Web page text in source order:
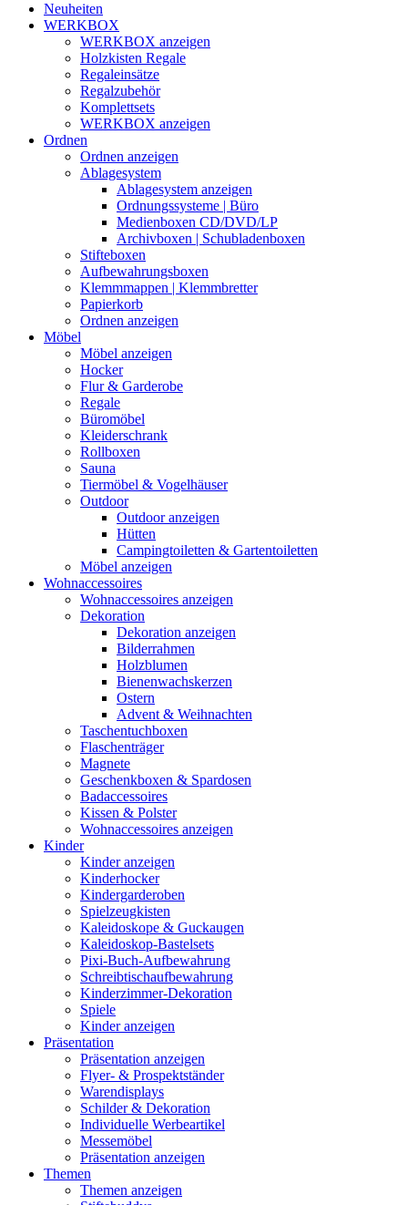
Neuheiten
WERKBOX
WERKBOX anzeigen
Holzkisten Regale
Regaleinsätze
Regalzubehör
Komplettsets
WERKBOX anzeigen
Ordnen
Ordnen anzeigen
Ablagesystem
Ablagesystem anzeigen
Ordnungssysteme | Büro
Medienboxen CD/DVD/LP
Archivboxen | Schubladenboxen
Stifteboxen
Aufbewahrungsboxen
Klemmmappen | Klemmbretter
Papierkorb
Ordnen anzeigen
Möbel
Möbel anzeigen
Hocker
Flur & Garderobe
Regale
Büromöbel
Kleiderschrank
Rollboxen
Sauna
Tiermöbel & Vogelhäuser
Outdoor
Outdoor anzeigen
Hütten
Campingtoiletten & Gartentoiletten
Möbel anzeigen
Wohnaccessoires
Wohnaccessoires anzeigen
Dekoration
Dekoration anzeigen
Bilderrahmen
Holzblumen
Bienenwachskerzen
Ostern
Advent & Weihnachten
Taschentuchboxen
Flaschenträger
Magnete
Geschenkboxen & Spardosen
Badaccessoires
Kissen & Polster
Wohnaccessoires anzeigen
Kinder
Kinder anzeigen
Kinderhocker
Kindergarderoben
Spielzeugkisten
Kaleidoskope & Guckaugen
Kaleidoskop-Bastelsets
Pixi-Buch-Aufbewahrung
Schreibtischaufbewahrung
Kinderzimmer-Dekoration
Spiele
Kinder anzeigen
Präsentation
Präsentation anzeigen
Flyer- & Prospektständer
Warendisplays
Schilder & Dekoration
Individuelle Werbeartikel
Messemöbel
Präsentation anzeigen
Themen
Themen anzeigen